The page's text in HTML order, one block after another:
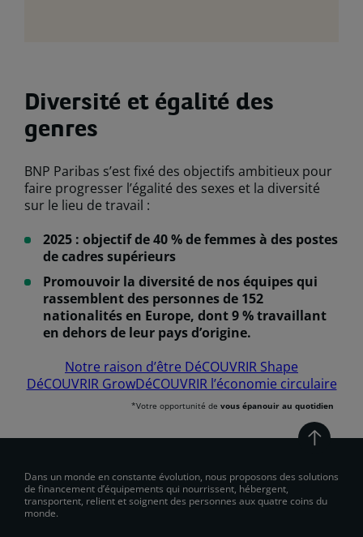
Diversité et égalité des
genres
BNP Paribas s’est fixé des objectifs ambitieux pour
faire progresser l’égalité des sexes et la diversité
sur le lieu de travail :
2025 : objectif de 40 % de femmes à des postes
de cadres supérieurs
Promouvoir la diversité de nos équipes qui
rassemblent des personnes de 152
nationalités en Europe, dont 9 % travaillant
en dehors de leur pays d’origine.
Notre raison d’être DéCOUVRIR Shape
DéCOUVRIR GrowDéCOUVRIR l’économie circulaire
*Votre opportunité de vous épanouir au quotidien
Dans un monde en constante évolution, nous proposons des solutions
de financement d’équipements qui nourrissent, hébergent,
transportent, relient et soignent des personnes aux quatre coins du
monde.